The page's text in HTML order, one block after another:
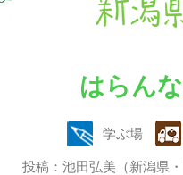
はらん
学ぶ場
投稿：池田弘美（新潟県